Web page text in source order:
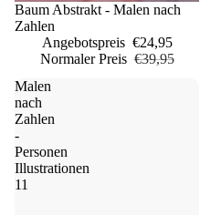
Sale
Baum Abstrakt - Malen nach
Zahlen
Angebotspreis €24,95
Normaler Preis €39,95
Malen
nach
Zahlen
-
Personen
Illustrationen
11